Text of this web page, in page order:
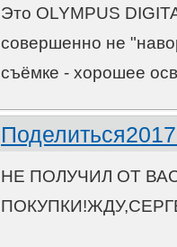
Это OLYMPUS
совершенно не
съёмке - хорошее
Поделиться
НЕ ПОЛУЧИЛ ОТ